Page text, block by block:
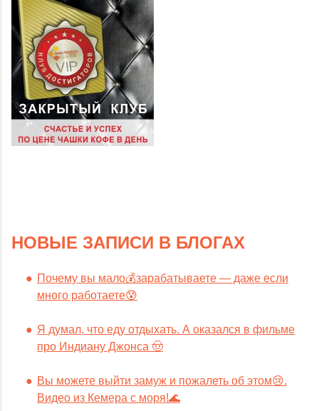
НОВЫЕ ЗАПИСИ В БЛОГАХ
Почему вы мало💰зарабатываете — даже если
много работаете😰
Я думал, что еду отдыхать. А оказался в фильме
про Индиану Джонса 🤠
Вы можете выйти замуж и пожалеть об этом😢.
Видео из Кемера с моря!🌊